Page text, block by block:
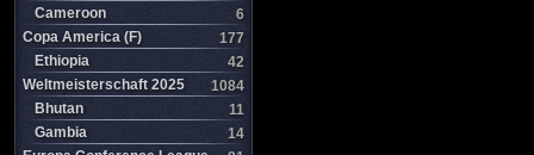
Cameroon
6
Copa America (F)
177
Ethiopia
42
Weltmeisterschaft 2025
1084
Bhutan
11
Gambia
14